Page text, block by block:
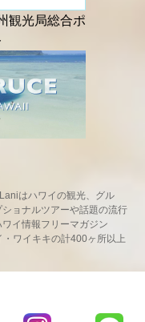
はハワイの観光、グル
ョナルツアーや話題の流行
イ情報フリーマガジン
ワイキキの計400ヶ所以上